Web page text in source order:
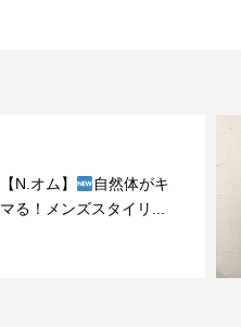
【N.オム】
自然体がキ
マる！メンズスタイリ...